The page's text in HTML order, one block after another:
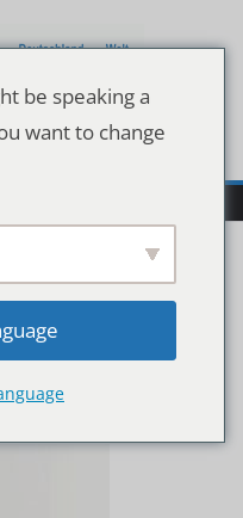
be speaking a
want to change